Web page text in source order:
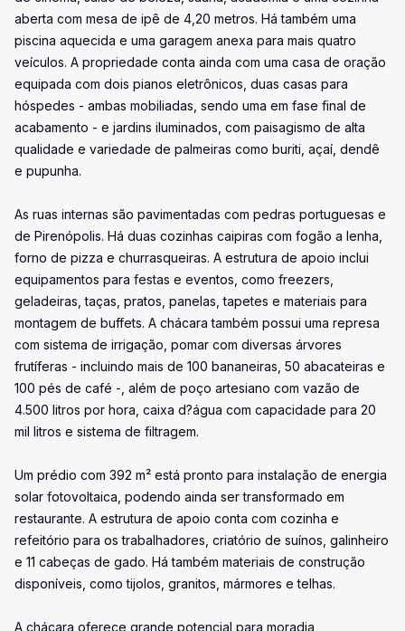
aberta com mesa de ipê de 4,20 metros. Há também uma
piscina aquecida e uma garagem anexa para mais quatro
veículos. A propriedade conta ainda com uma casa de oração
equipada com dois pianos eletrônicos, duas casas para
hóspedes - ambas mobiliadas, sendo uma em fase final de
acabamento - e jardins iluminados, com paisagismo de alta
qualidade e variedade de palmeiras como buriti, açaí, dendê
e pupunha.
As ruas internas são pavimentadas com pedras portuguesas e
de Pirenópolis. Há duas cozinhas caipiras com fogão a lenha,
forno de pizza e churrasqueiras. A estrutura de apoio inclui
equipamentos para festas e eventos, como freezers,
geladeiras, taças, pratos, panelas, tapetes e materiais para
montagem de buffets. A chácara também possui uma represa
com sistema de irrigação, pomar com diversas árvores
frutíferas - incluindo mais de 100 bananeiras, 50 abacateiras e
100 pés de café -, além de poço artesiano com vazão de
4.500 litros por hora, caixa d?água com capacidade para 20
mil litros e sistema de filtragem.
Um prédio com 392 m² está pronto para instalação de energia
solar fotovoltaica, podendo ainda ser transformado em
restaurante. A estrutura de apoio conta com cozinha e
refeitório para os trabalhadores, criatório de suínos, galinheiro
e 11 cabeças de gado. Há também materiais de construção
disponíveis, como tijolos, granitos, mármores e telhas.
A chácara oferece grande potencial para moradia,